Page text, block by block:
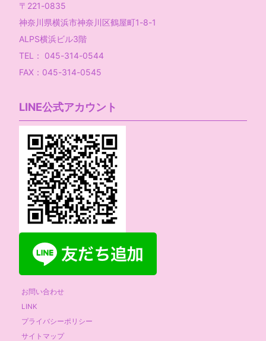
〒221-0835
神奈川県横浜市神奈川区鶴屋町1-8-1
ALPS横浜ビル3階
TEL： 045-314-0544
FAX：045-314-0545
LINE公式アカウント
お問い合わせ
LINK
プライバシーポリシー
サイトマップ